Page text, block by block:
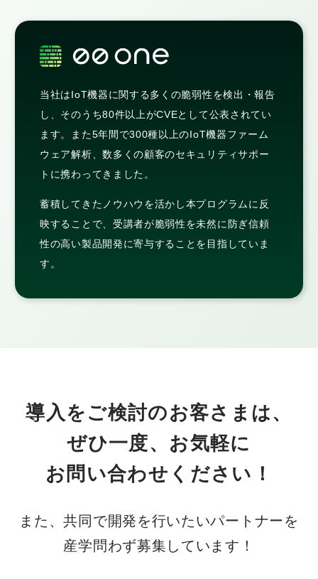
当社はIoT機器に関する多くの脆弱性を検出・報告
し、そのうち80件以上がCVEとして公表されてい
ます。また5年間で300種以上のIoT機器ファーム
ウェア解析、数多くの顧客のセキュリティサポー
トに携わってきました。
蓄積してきたノウハウを活かし本プログラムに反
映することで、受講者が脆弱性を未然に防ぎ信頼
性の高い製品開発に寄与することを目指していま
す。
導入をご検討のお客さまは、
ぜひ一度、お気軽に
お問い合わせください！
また、共同で開発を行いたいパートナーを
産学問わず募集しています！